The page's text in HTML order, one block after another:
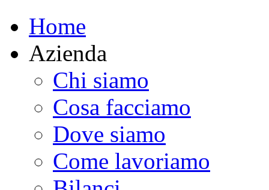
Home
Azienda
Chi siamo
Cosa facciamo
Dove siamo
Come lavoriamo